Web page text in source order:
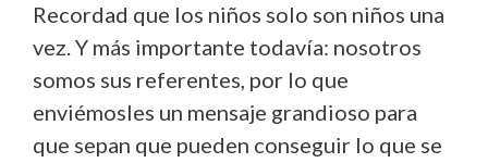
Recordad que los niños solo son niños una
vez. Y más importante todavía: nosotros
somos sus referentes, por lo que
enviémosles un mensaje grandioso para
que sepan que pueden conseguir lo que se